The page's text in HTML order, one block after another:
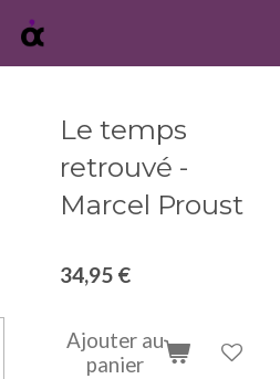
Le temps
retrouvé -
Marcel Proust
34,95 €
Ajouter au
panier